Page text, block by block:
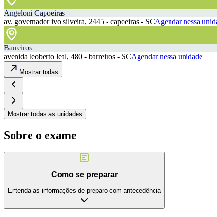
Angeloni Capoeiras
av. governador ivo silveira, 2445 - capoeiras - SCAgendar nessa
Barreiros
avenida leoberto leal, 480 - barreiros - SCAgendar nessa unidade
Mostrar todas
Mostrar todas as unidades
Sobre o exame
Como se preparar
Entenda as informações de preparo com antecedência